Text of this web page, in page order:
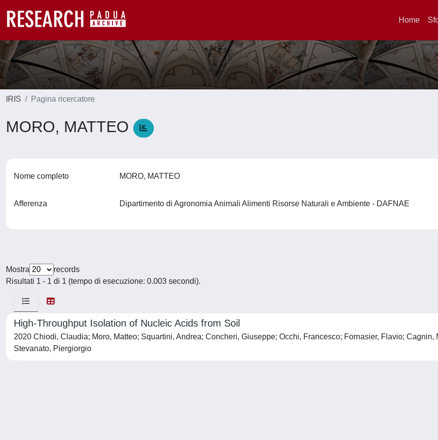
Home
IRIS Pagina ricercatore
MORO, MATTEO
Nome completo MORO, MATTEO
Afferenza Dipartimento di Agronomia Animali Alimenti Risorse Naturali e Ambiente - DAFNAE
Mostra
records
Risultati 1 - 1 di 1 (tempo di esecuzione: 0.003 secondi).
High-Throughput Isolation of Nucleic Acids from Soil
2020 Chiodi, Claudia; Moro, Matteo; Squartini, Andrea; Concheri, Giuseppe; Occhi, Francesco; Fornasier, Flavio;
Stevanato, Piergiorgio